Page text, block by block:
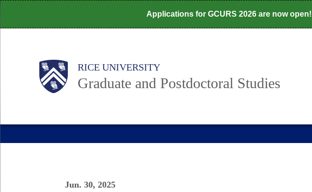
Skip
to
Applications for GCURS 2026 are now
Body RICE UNIVERSITY
Graduate and Postdoctoral Studies
Main
Jun. 30, 2025